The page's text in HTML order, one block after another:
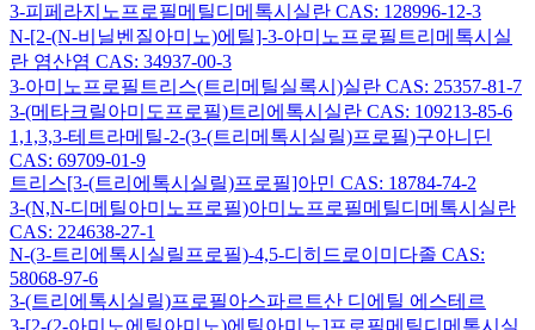
3-피페라지노프로필메틸디메톡시실란 CAS: 128996-12-3
N-[2-(N-비닐벤질아미노)에틸]-3-아미노프로필트리메톡시실
란 염산염 CAS: 34937-00-3
3-아미노프로필트리스(트리메틸실록시)실란 CAS: 25357-81-7
3-(메타크릴아미도프로필)트리에톡시실란 CAS: 109213-85-6
1,1,3,3-테트라메틸-2-(3-(트리메톡시실릴)프로필)구아니딘
CAS: 69709-01-9
트리스[3-(트리에톡시실릴)프로필]아민 CAS: 18784-74-2
3-(N,N-디메틸아미노프로필)아미노프로필메틸디메톡시실란
CAS: 224638-27-1
N-(3-트리에톡시실릴프로필)-4,5-디히드로이미다졸 CAS:
58068-97-6
3-(트리에톡시실릴)프로필아스파르트산 디에틸 에스테르
3-[2-(2-아미노에틸아미노)에틸아미노]프로필메틸디메톡시실